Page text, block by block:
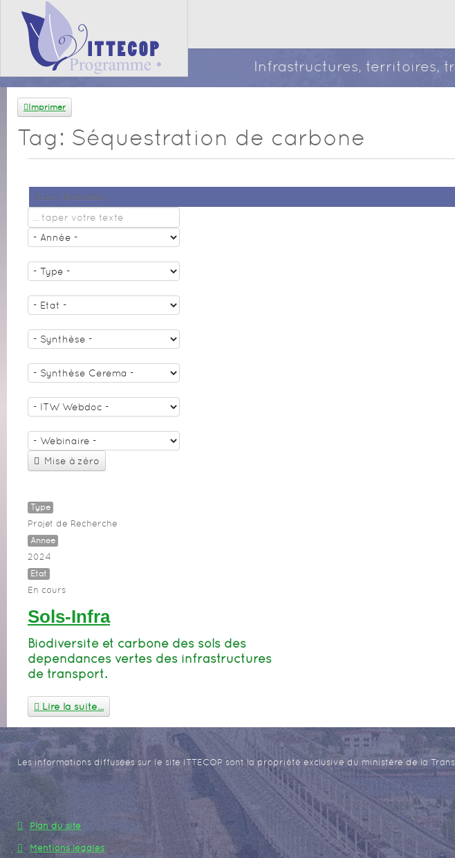
Infrastructures, territoires,
Imprimer
Tag: Séquestration de carbone
Texte à Rechercher
Mise à zéro
Type
Projet de Recherche
Année
2024
Etat
En cours
Sols-Infra
Biodiversité et carbone des sols des
dépendances vertes des infrastructures
de transport.
Lire la suite...
Les informations diffusées sur le site ITTECOP sont la propriété exclusive du ministère de la
Plan du site
Mentions légales